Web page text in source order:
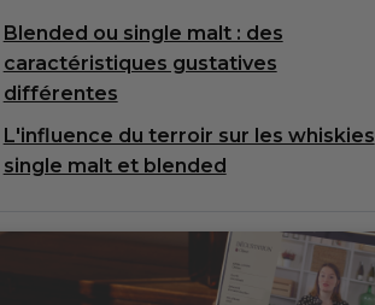
Blended ou single malt : des
caractéristiques gustatives
différentes
L'influence du terroir sur les whiskies
single malt et blended